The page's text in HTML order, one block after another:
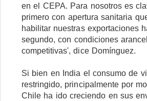
en el CEPA. Para nosotros es
primero con apertura sanitaria
habilitar nuestras exportaciones
segundo, con condiciones
competitivas', dice Domínguez.
Si bien en India el consumo de
restringido, principalmente por
Chile ha ido creciendo en sus